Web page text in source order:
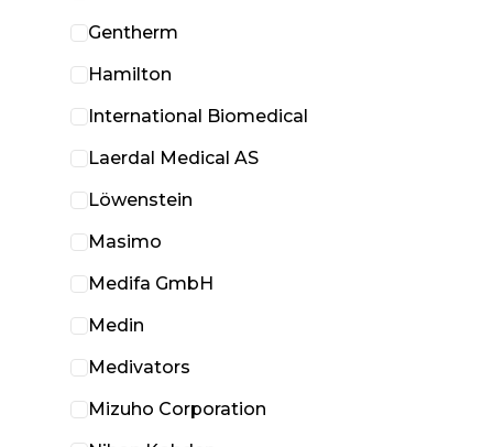
Gentherm
Hamilton
International Biomedical
Laerdal Medical AS
Löwenstein
Masimo
Medifa GmbH
Medin
Medivators
Mizuho Corporation